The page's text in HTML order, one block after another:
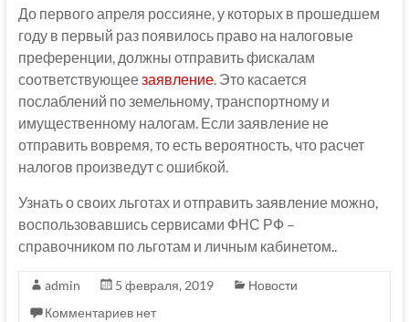
До первого апреля россияне, у которых в прошедшем
году в первый раз появилось право на налоговые
преференции, должны отправить фискалам
соответствующеезаявление. Это касается
послаблений по земельному, транспортному и
имущественному налогам. Если заявление не
отправить вовремя, то есть вероятность, что расчет
налогов произведут с ошибкой.
Узнать о своих льготах и отправить заявление можно,
воспользовавшись сервисами ФНС РФ –
справочником по льготам и личным кабинетом..
admin 5 февраля, 2019
Новости
Комментариев нет